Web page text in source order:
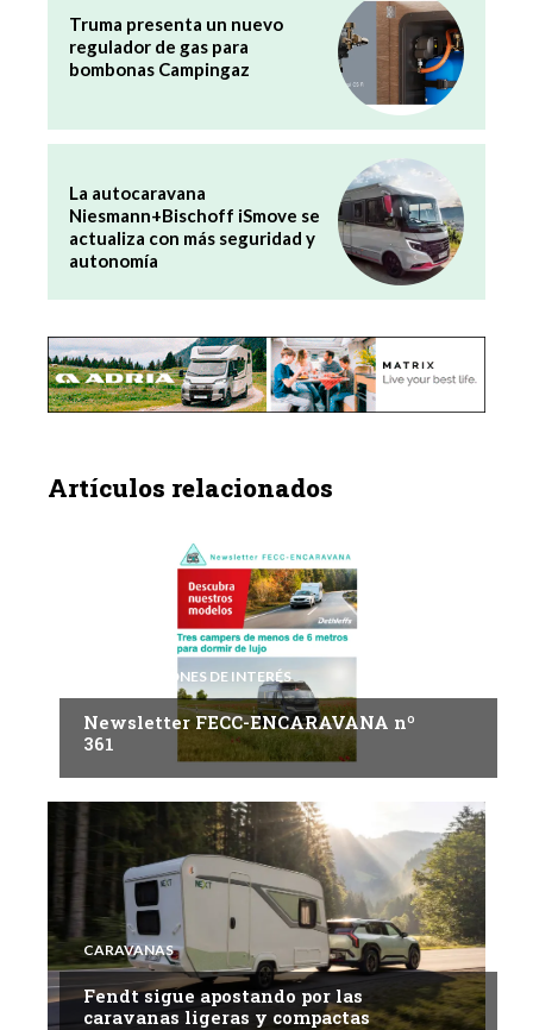
Truma presenta un nuevo
regulador de gas para
bombonas Campingaz
La autocaravana
Niesmann+Bischoff iSmove se
actualiza con más seguridad y
autonomía
Artículos relacionados
INFORMACIONES DE INTERÉS
Newsletter FECC-ENCARAVANA nº
361
CARAVANAS
Fendt sigue apostando por las
caravanas ligeras y compactas